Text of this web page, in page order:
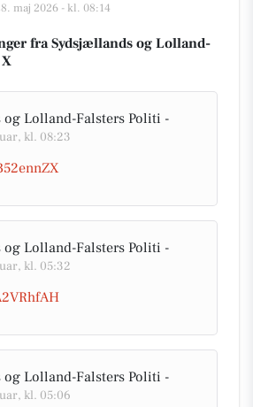
maj 2026 - kl. 08:14
fra Sydsjællands og Lolland-
og Lolland-Falsters Politi -
kl. 08:23
og Lolland-Falsters Politi -
kl. 05:32
og Lolland-Falsters Politi -
kl. 05:06